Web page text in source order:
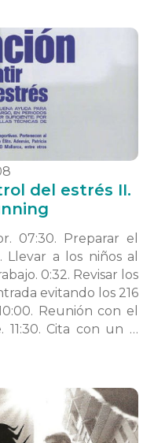
del estrés II.
07:30. Preparar el
Llevar a los niños al
0:32. Revisar los
evitando los 216
Reunión con el
11:30. Cita con un …